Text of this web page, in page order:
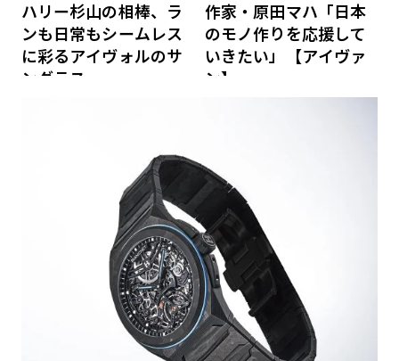
ハリー杉山の相棒、ラ
ンも日常もシームレス
に彩るアイヴォルのサ
ングラス
作家・原田マハ「日本
のモノ作りを応援して
いきたい」【アイヴァ
ン】